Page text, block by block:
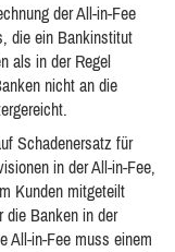
der All-in-Fee
die ein Bankinstitut
als in der Regel
nicht an die
Schadenersatz für
in der All-in-Fee,
Kunden mitgeteilt
die Banken in der
All-in-Fee muss einem